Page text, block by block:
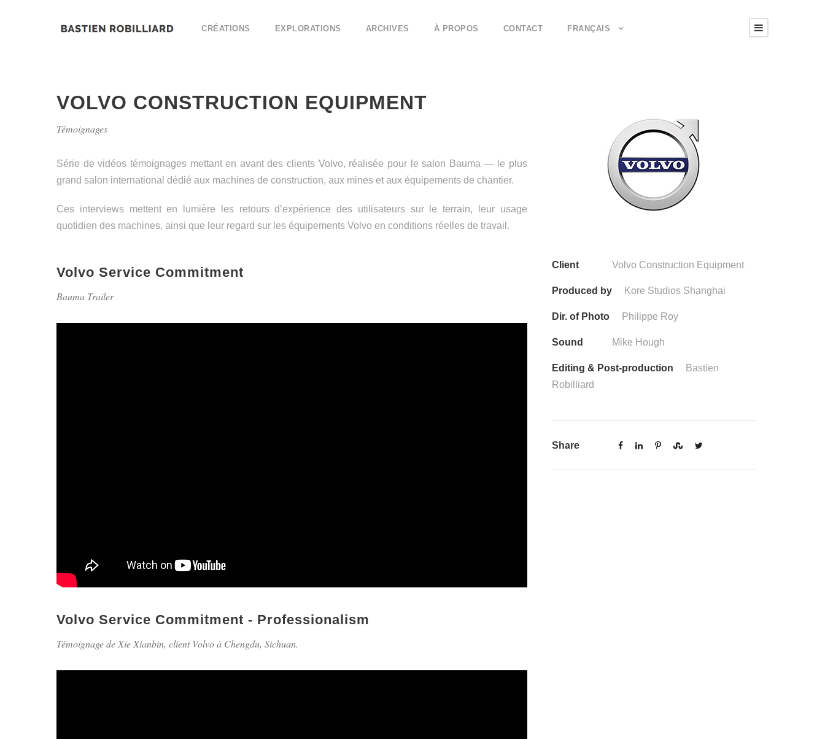
CRÉATIONS EXPLORATIONS ARCHIVES À PROPOS CONTACT FRANÇAIS
VOLVO CONSTRUCTION EQUIPMENT
Témoignages
Série de vidéos témoignages mettant en avant des clients Volvo, réalisée pour le salon Bauma — le plus
grand salon international dédié aux machines de construction, aux mines et aux équipements de chantier.
Ces interviews mettent en lumière les retours d’expérience des utilisateurs sur le terrain, leur usage
quotidien des machines, ainsi que leur regard sur les équipements Volvo en conditions réelles de travail.
Volvo Service Commitment
Bauma Trailer
Volvo Service Commitment - Professionalism
Témoignage de Xie Xianbin, client Volvo à Chengdu, Sichuan.
Client Volvo Construction Equipment
Produced by Kore Studios Shanghai
Dir. of Photo Philippe Roy
Sound Mike Hough
Editing & Post-production
Bastien
Robilliard
Share